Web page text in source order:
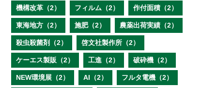
機構改革（2） フィルム（2） 作付面積（2）
東海地方（2） 施肥（2） 農薬出荷実績（2）
殺虫殺菌剤（2） 啓文社製作所（2）
ケーエス製販（2） 工進（2） 破砕機（2）
NEW環境展（2） AI（2） フルタ電機（2）